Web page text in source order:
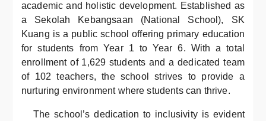
academic and holistic development. Established as
a Sekolah Kebangsaan (National School), SK
Kuang is a public school offering primary education
for students from Year 1 to Year 6. With a total
enrollment of 1,629 students and a dedicated team
of 102 teachers, the school strives to provide a
nurturing environment where students can thrive.
The school’s dedication to inclusivity is evident